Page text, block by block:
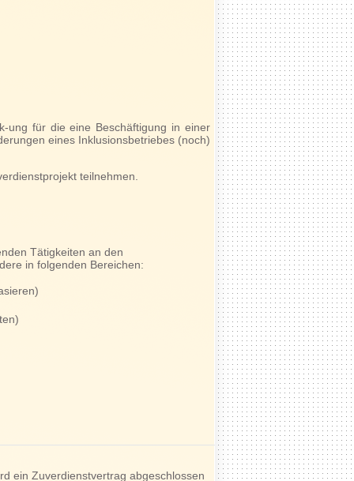
ung für die eine Beschäftigung in einer
eines Inklusionsbetriebes (noch)
teilnehmen.
Tätigkeiten an den
in folgenden Bereichen:
ein Zuverdienstvertrag abgeschlossen